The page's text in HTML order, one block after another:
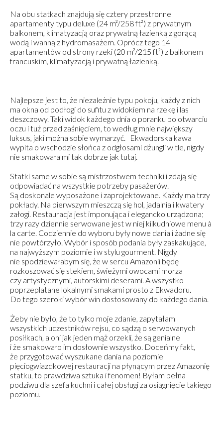
Na obu statkach znajdują się cztery przestronne
apartamenty typu deluxe (24 m²/258 ft²) z prywatnym
balkonem, klimatyzacją oraz prywatną łazienką z gorącą
wodą i wanną z hydromasażem. Oprócz tego 14
apartamentów od strony rzeki (20 m²/215 ft²) z balkonem
francuskim, klimatyzacją i prywatną łazienką.
Najlepsze jest to, że niezależnie typu pokoju, każdy z nich
ma okna od podłogi do sufitu z widokiem na rzekę i las
deszczowy. Taki widok każdego dnia o poranku po otwarciu
oczu i tuż przed zaśnięciem, to według mnie największy
luksus, jaki można sobie wymarzyć.
Ekwadorska kawa
wypita o wschodzie słońca z odgłosami dżungli w tle, nigdy
nie smakowała mi tak dobrze jak tutaj.
Statki same w sobie są mistrzostwem techniki i zdają się
odpowiadać na wszystkie potrzeby pasażerów.
Są doskonale wyposażone i zaprojektowane. Każdy ma trzy
pokłady. Na pierwszym mieszczą się hol, jadalnia i kwatery
załogi. Restauracja jest imponująca i elegancko urządzona;
trzy razy dziennie serwowane jest w niej kilkudniowe menu à
la carte. Codziennie do wyboru były nowe dania i żadne się
nie powtórzyło. Wybór i sposób podania były zaskakujące,
na najwyższym poziomie i w stylu gourment. Nigdy
nie spodziewałabym się, że w sercu Amazonii będę
rozkoszować się stekiem, świeżymi owocami morza
czy artystycznymi, autorskimi deserami. A wszystko
poprzeplatane lokalnymi smakami prosto z Ekwadoru.
Do tego szeroki wybór win dostosowany do każdego dania.
Żeby nie było, że to tylko moje zdanie, zapytałam
wszystkich uczestników rejsu, co sądzą o serwowanych
posiłkach, a oni jak jeden mąż orzekli, że są genialne
i że smakowało im dosłownie wszystko. Doceńmy fakt,
że przygotować wyszukane dania na poziomie
pięciogwiazdkowej restauracji na płynącym przez Amazonię
statku, to prawdziwa sztuka i fenomen! Byłam pełna
podziwu dla szefa kuchni i całej obsługi za osiągnięcie takiego
poziomu.